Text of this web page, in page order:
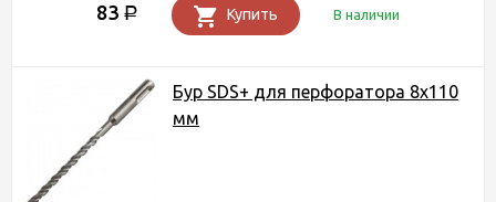
83 Р Купить В наличии
Бур SDS+ для перфоратора 8х110
мм